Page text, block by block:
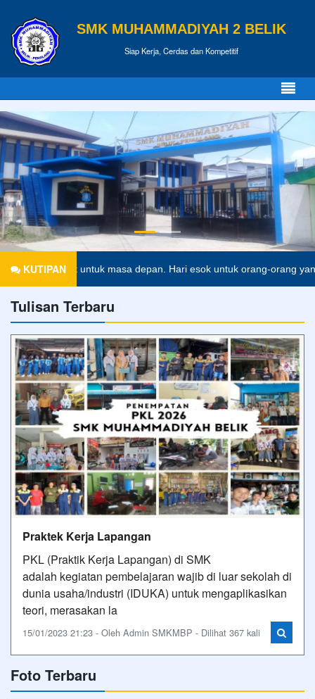
SMK MUHAMMADIYAH 2 BELIK
Siap Kerja, Cerdas dan Kompetitif
KUTIPANtiket untuk masa depan. Hari esok untuk orang-orang
Tulisan Terbaru
Praktek Kerja Lapangan
PKL (Praktik Kerja Lapangan) di SMK
adalah kegiatan pembelajaran wajib di luar sekolah di
dunia usaha/industri (IDUKA) untuk mengaplikasikan
teori, merasakan la
15/01/2023 21:23 - Oleh Admin SMKMBP - Dilihat 367 kali
Foto Terbaru